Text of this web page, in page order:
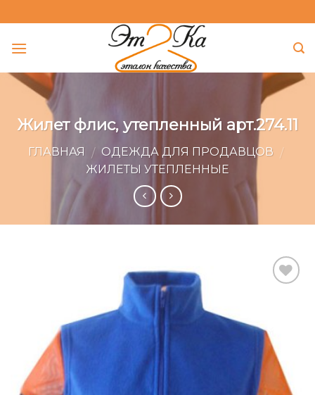
to
content
Жилет флис, утепленный арт.274.11
ГЛАВНАЯ / ОДЕЖДА ДЛЯ ПРОДАВЦОВ /
ЖИЛЕТЫ УТЕПЛЕННЫЕ